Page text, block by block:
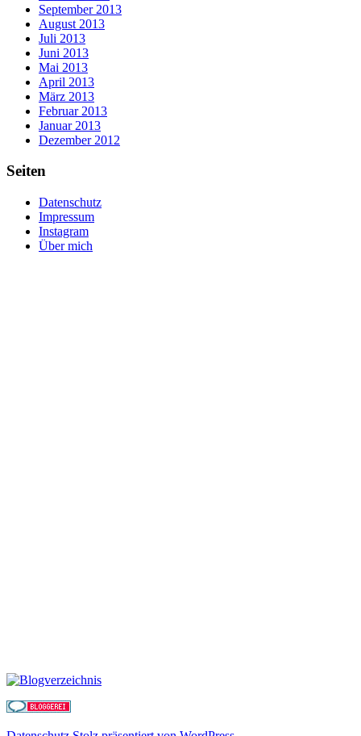
September 2013
August 2013
Juli 2013
Juni 2013
Mai 2013
April 2013
März 2013
Februar 2013
Januar 2013
Dezember 2012
Seiten
Datenschutz
Impressum
Instagram
Über mich